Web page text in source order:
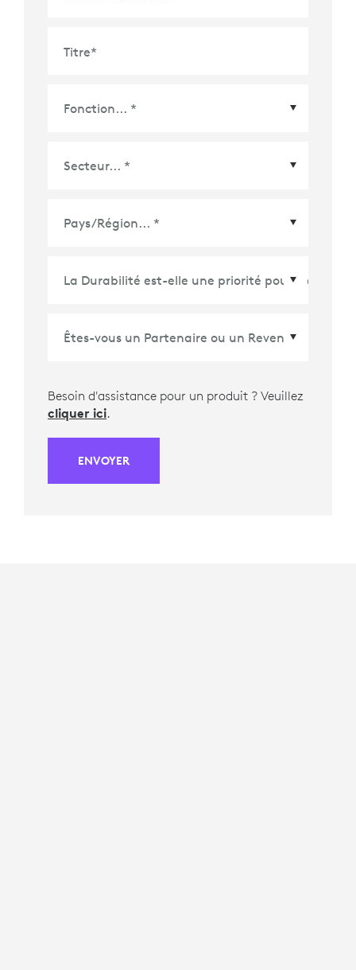
Titre*
Pays/Région*
Besoin d'assistance pour un produit ? Veuillez
cliquer ici.
ENVOYER